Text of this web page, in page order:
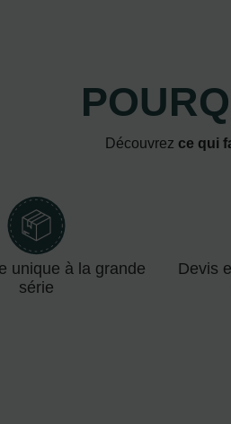
Découvrez ce qui
unique à la grande
série
Devis